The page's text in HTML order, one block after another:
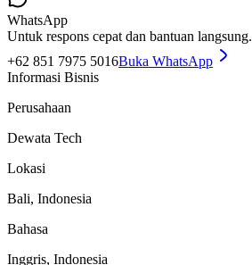
WhatsApp
Untuk respons cepat dan bantuan langsung.
+62 851 7975 5016Buka WhatsApp
Informasi Bisnis
Perusahaan
Dewata Tech
Lokasi
Bali, Indonesia
Bahasa
Inggris, Indonesia